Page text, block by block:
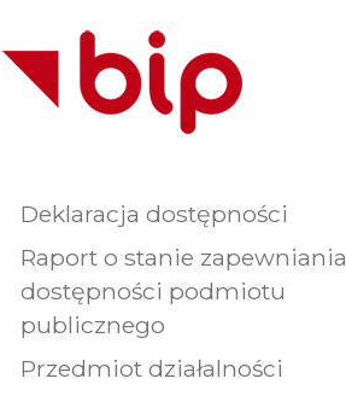
Deklaracja dostępności
Raport o stanie zapewniania
dostępności podmiotu
publicznego
Przedmiot działalności